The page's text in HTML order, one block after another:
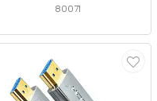
80071